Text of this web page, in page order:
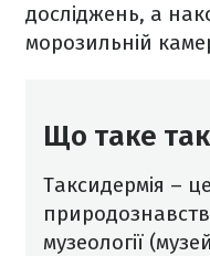
досліджень, а
морозильній
Що таке
Таксидермія –
музеології